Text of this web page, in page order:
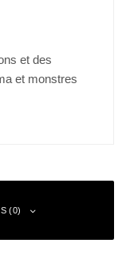
et des
et monstres
(0)